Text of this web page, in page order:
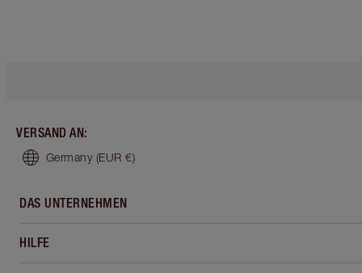
VERSAND AN:
Germany (EUR €)
DAS UNTERNEHMEN
HILFE